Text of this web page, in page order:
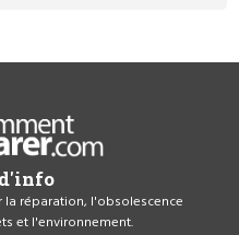
la réparation, l'obsolescence
et l'environnement.